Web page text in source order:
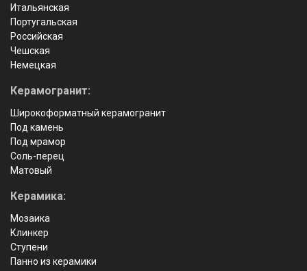
Итальянская
Португальская
Российская
Чешская
Немецкая
Керамогранит:
Широкоформатный керамогранит
Под камень
Под мрамор
Соль-перец
Матовый
Керамика:
Мозаика
Клинкер
Ступени
Панно из керамики